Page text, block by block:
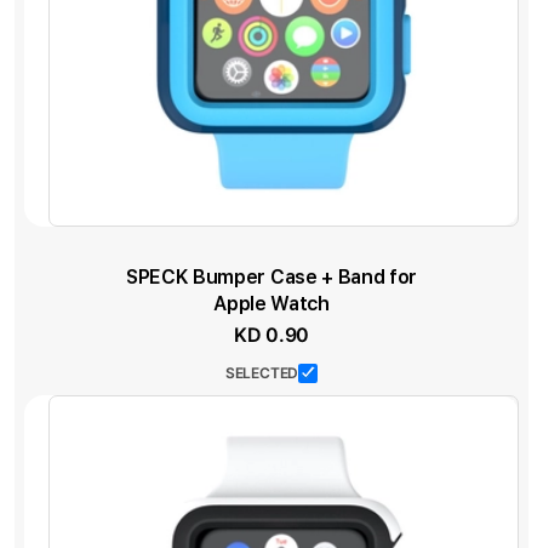
SELECTED
SPECK Bumper Case + Band for
Apple Watch
KD 0.90